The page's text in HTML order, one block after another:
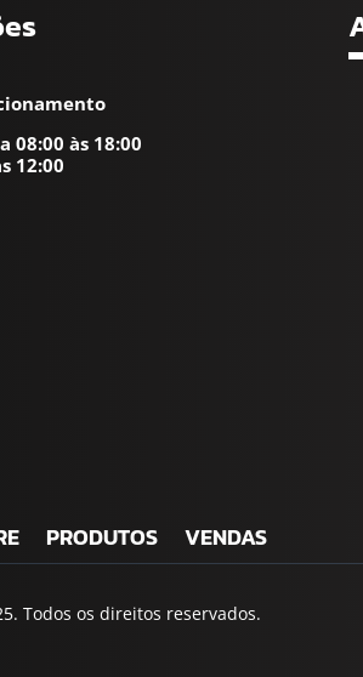
08:00 às 18:00
12:00
PRODUTOS VENDAS
Todos os direitos reservados.